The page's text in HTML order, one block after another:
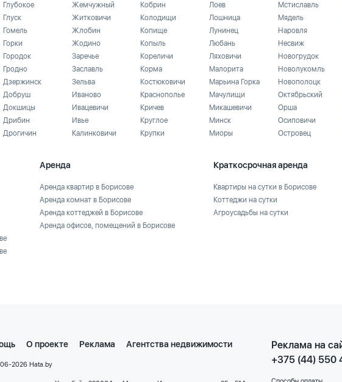
Глубокое
Глуск
Гомель
Горки
Городок
Гродно
Дзержинск
Добруш
Докшицы
Дрибин
Дрогичин
Жемчужный
Житковичи
Жлобин
Жодино
Заречье
Заславль
Зельва
Иваново
Ивацевичи
Ивье
Калинковичи
Кобрин
Колодищи
Копище
Копыль
Кореличи
Корма
Костюковичи
Краснополье
Кричев
Круглое
Крупки
Лоев
Лошница
Лунинец
Любань
Ляховичи
Малорита
Марьина Горка
Мачулищи
Микашевичи
Минск
Миоры
Мстиславль
Мядель
Наровля
Несвиж
Новогрудок
Новолукомль
Новополоцк
Октябрьский
Орша
Осиповичи
Островец
Аренда
Аренда квартир в Борисове
Аренда комнат в Борисове
Аренда коттеджей в Борисове
Аренда офисов, помещений в Борисове
Краткосрочная аренда
Квартиры на сутки в Борисове
Коттеджи на сутки
Агроусадьбы на сутки
О проекте Реклама Агентства недвижимости
2026 Hata.by
Реклама на
+375 (44) 550